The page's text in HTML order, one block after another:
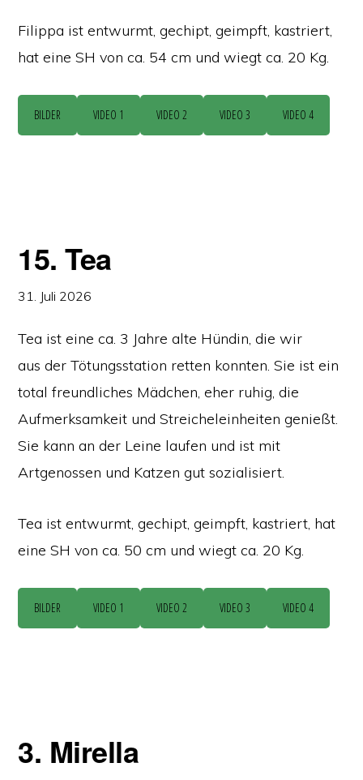
Filippa ist entwurmt, gechipt, geimpft, kastriert,
hat eine SH von ca. 54 cm und wiegt ca. 20 Kg.
BILDER VIDEO 1 VIDEO 2 VIDEO 3 VIDEO 4
15. Tea
31. Juli 2026
Tea ist eine ca. 3 Jahre alte Hündin, die wir
aus der Tötungsstation retten konnten. Sie ist ein
total freundliches Mädchen, eher ruhig, die
Aufmerksamkeit und Streicheleinheiten genießt.
Sie kann an der Leine laufen und ist mit
Artgenossen und Katzen gut sozialisiert.
Tea ist entwurmt, gechipt, geimpft, kastriert, hat
eine SH von ca. 50 cm und wiegt ca. 20 Kg.
BILDER VIDEO 1 VIDEO 2 VIDEO 3 VIDEO 4
3. Mirella